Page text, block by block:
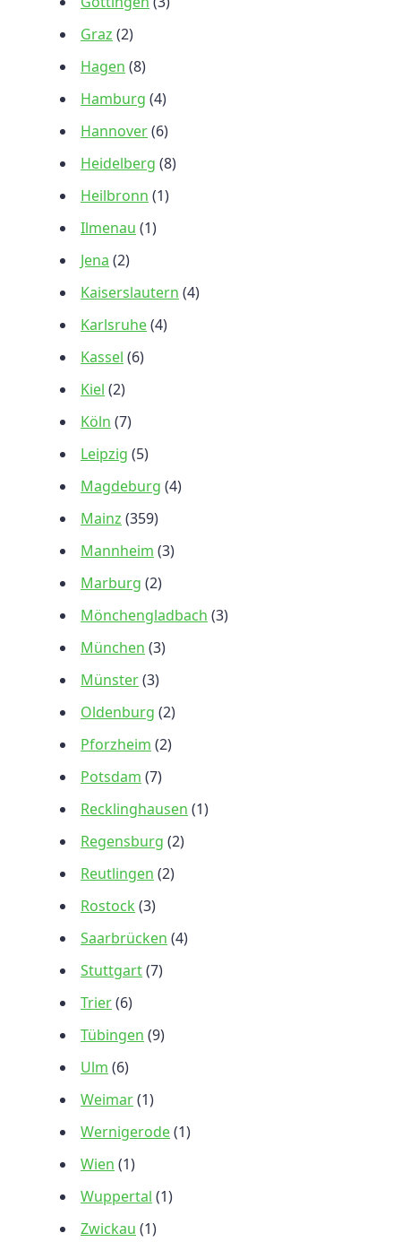
Graz (2)
Hagen (8)
Hamburg (4)
Hannover(6)
Heidelberg (8)
Heilbronn (1)
Ilmenau (1)
Jena (2)
Kaiserslautern (4)
Karlsruhe(4)
Kassel (6)
Kiel (2)
Köln (7)
Leipzig (5)
Magdeburg (4)
Mainz (359)
Mannheim (3)
Marburg (2)
Mönchengladbach (3)
München (3)
Münster(3)
Oldenburg (2)
Pforzheim (2)
Potsdam (7)
Recklinghausen (1)
Regensburg (2)
Reutlingen (2)
Rostock (3)
Saarbrücken (4)
Stuttgart(7)
Trier(6)
Tübingen (9)
Ulm (6)
Weimar(1)
Wernigerode(1)
Wien (1)
Wuppertal (1)
Zwickau (1)